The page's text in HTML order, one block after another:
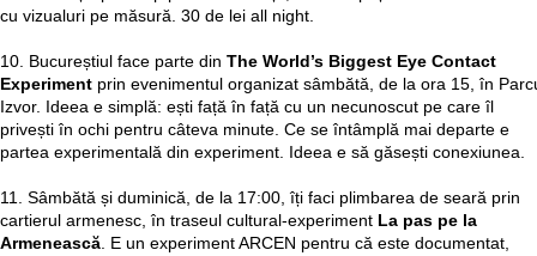
cu vizualuri pe măsură. 30 de lei all night.
10. Bucureștiul face parte din The World’s Biggest Eye Contact
Experiment prin evenimentul organizat sâmbătă, de la ora 15, în
Izvor. Ideea e simplă: ești față în față cu un necunoscut pe care îl
privești în ochi pentru câteva minute. Ce se întâmplă mai departe e
partea experimentală din experiment. Ideea e să găsești conexiunea.
11. Sâmbătă și duminică, de la 17:00, îți faci plimbarea de seară prin
cartierul armenesc, în traseul cultural-experiment La pas pe la
Armenească. E un experiment ARCEN pentru că este documentat,